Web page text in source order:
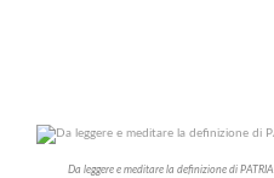
Da leggere e meditare la definizione di PATRIA